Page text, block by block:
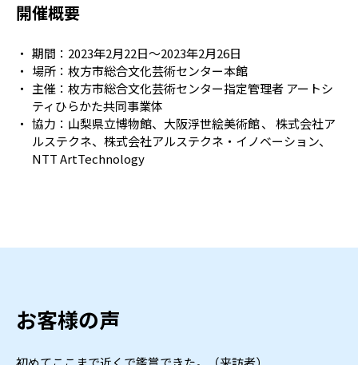
開催概要
期間：2023年2月22日～2023年2月26日
場所：枚方市総合文化芸術センター本館
主催：枚方市総合文化芸術センター指定管理者 アートシ
ティひらかた共同事業体
協力：山梨県立博物館、大阪浮世絵美術館 、 株式会社ア
ルステクネ、株式会社アルステクネ・イノベーション、
NTT ArtTechnology
お客様の声